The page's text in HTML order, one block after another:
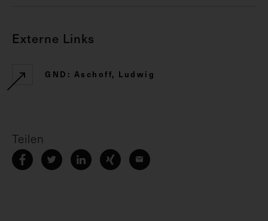
Externe Links
GND: Aschoff, Ludwig
Teilen